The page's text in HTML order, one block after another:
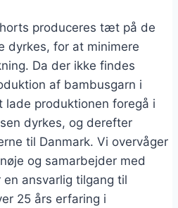
produceres tæt på de
dyrkes, for at minimere
Da der ikke findes
af bambusgarn i
lade produktionen foregå i
dyrkes, og derefter
til Danmark. Vi overvåger
og samarbejder med
ansvarlig tilgang til
25 års erfaring i